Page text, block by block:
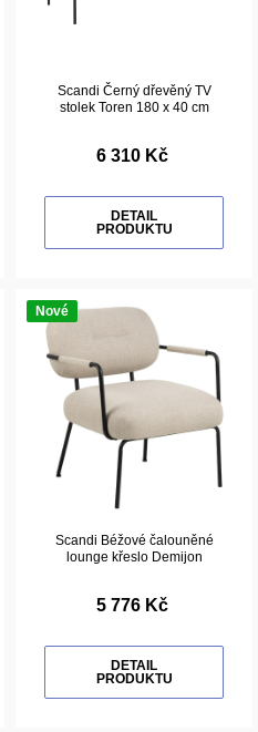
Scandi Černý dřevěný TV
stolek Toren 180 x 40 cm
6 310 Kč
DETAIL
PRODUKTU
Nové
Scandi Béžové čalouněné
lounge křeslo Demijon
5 776 Kč
DETAIL
PRODUKTU